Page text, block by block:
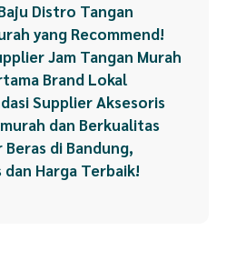
Distro Tangan
yang Recommend!
Jam Tangan Murah
Brand Lokal
Supplier Aksesoris
dan Berkualitas
di Bandung,
Harga Terbaik!